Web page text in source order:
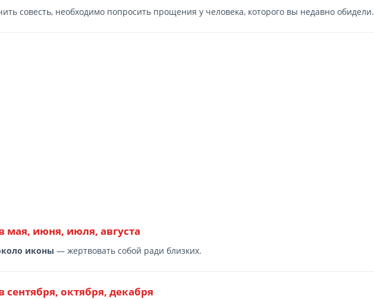
совесть, необходимо попросить прощения у человека, которого вы недавно обидели.
июня, июля, августа
иконы — жертвовать собой ради близких.
октября, декабря